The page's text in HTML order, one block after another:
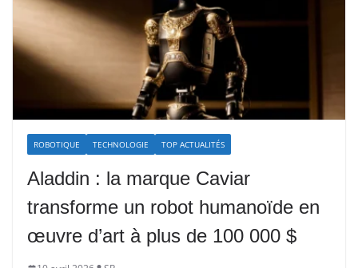
ROBOTIQUE TECHNOLOGIE TOP ACTUALITÉS
Aladdin : la marque Caviar
transforme un robot humanoïde en
œuvre d’art à plus de 100 000 $